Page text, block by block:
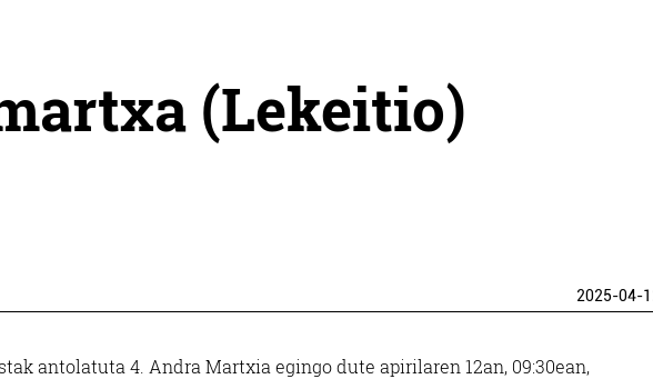
(Lekeitio)
2025-04-
antolatuta 4. Andra Martxia egingo dute apirilaren 12an, 09:30ean,